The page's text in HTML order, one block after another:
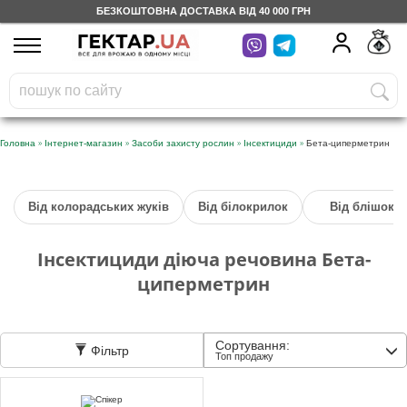
БЕЗКОШТОВНА ДОСТАВКА ВІД 40 000 ГРН
UA
На вашому
бонусному рахунку
грн
Безкоштовно по Україні
Категорії
Доставка
Головна » Інтернет-магазин » Засоби захисту рослин » Інсектициди » Бета-циперметрин
Від колорадських жуків Від білокрилок Від блішок
Інсектициди діюча речовина Бета-
циперметрин
Фільтр Сортування:
Топ продажу